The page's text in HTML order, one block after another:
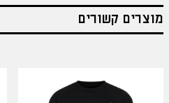
מוצרים קשורים